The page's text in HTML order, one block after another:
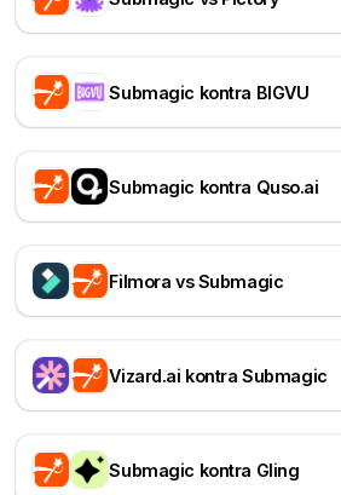
Submagic kontra BIGVU
Submagic kontra Quso.ai
Filmora vs Submagic
Vizard.ai kontra Submagic
Submagic kontra Gling